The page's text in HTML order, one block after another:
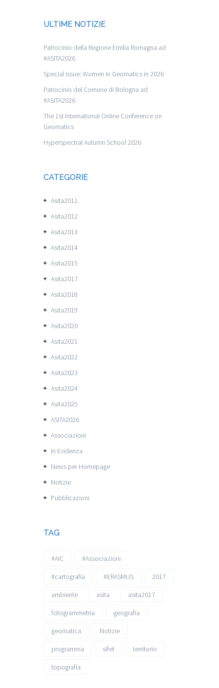
ULTIME NOTIZIE
Patrocinio della Regione Emilia Romagna ad
#ASITA2026
Special Issue: Women in Geomatics in 2026
Patrocinio del Comune di Bologna ad
#ASITA2026
The 1st International Online Conference on
Geomatics
Hyperspectral Autumn School 2026
CATEGORIE
Asita2011
Asita2012
Asita2013
Asita2014
Asita2015
Asita2017
Asita2018
Asita2019
Asita2020
Asita2021
Asita2022
Asita2023
Asita2024
Asita2025
ASITA2026
Associazioni
In Evidenza
News per Homepage
Notizie
Pubblicazioni
TAG
#AIC #Associazioni
#cartografia #ERASMUS 2017
ambiente asita asita2017
fotogrammetria geografia
geomatica Notizie
programma sifet territorio
topografia